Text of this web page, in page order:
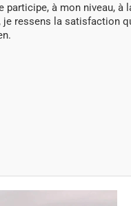
participe, à mon niveau,
je ressens la satisfaction